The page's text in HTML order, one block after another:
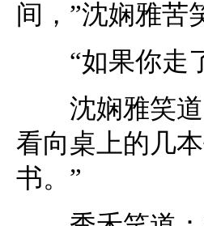
间，”沈娴雅苦
“如果你走了
沈娴雅笑道
看向桌上的几
书。”